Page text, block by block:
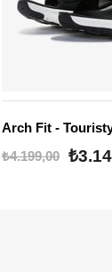
Arch Fit -
₺4.199,00